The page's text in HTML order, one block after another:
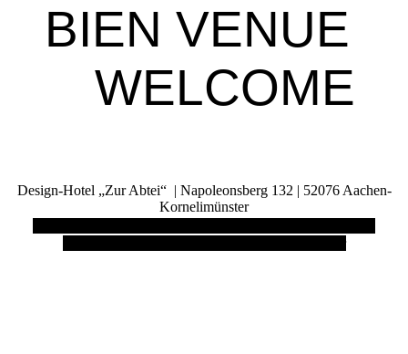
BIEN VENUE
WELCOME
Design-Hotel „Zur Abtei“ | Napoleonsberg 132 | 52076 Aachen-
Kornelimünster